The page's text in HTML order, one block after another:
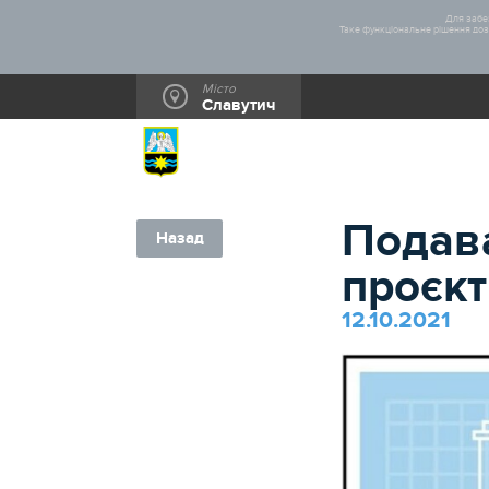
Для
Таке функціональне рішення
Місто
Славутич
Назад
12.10.2021